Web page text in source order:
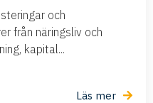
och
från näringsliv och
kapital...
Läs mer